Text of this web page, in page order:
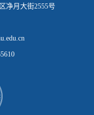
净月大街2555号